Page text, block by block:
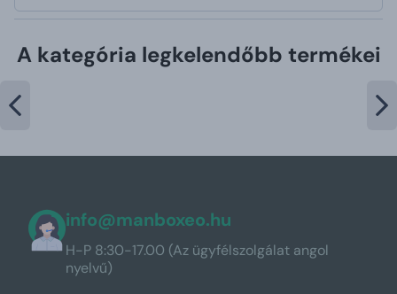
A kategória legkelendőbb termékei
info@manboxeo.hu
H-P 8:30-17.00 (Az ügyfélszolgálat angol
nyelvű)